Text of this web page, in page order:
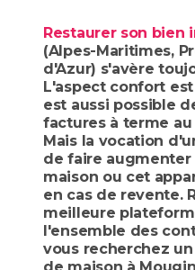
Restaurer son bien
(Alpes-Maritimes,
d'Azur) s'avère
L'aspect confort
est aussi possible
factures à terme
Mais la vocation
de faire
maison ou cet
en cas de revente.
meilleure
l'ensemble des
vous recherchez
de maison à